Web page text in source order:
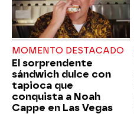
MOMENTO DESTACADO
El sorprendente
sándwich dulce con
tapioca que
conquista a Noah
Cappe en Las Vegas